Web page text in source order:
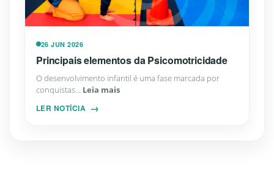
26 JUN 2026
Principais elementos da Psicomotricidade
O desenvolvimento infantil é uma fase marcada por
conquistas... Leia mais
LER NOTÍCIA